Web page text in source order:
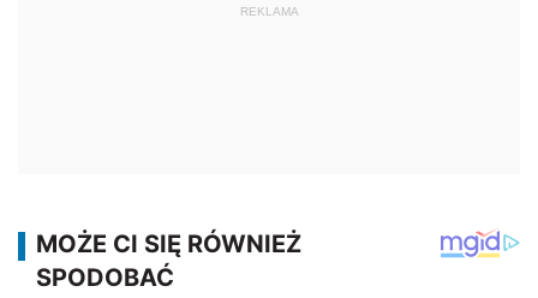
REKLAMA